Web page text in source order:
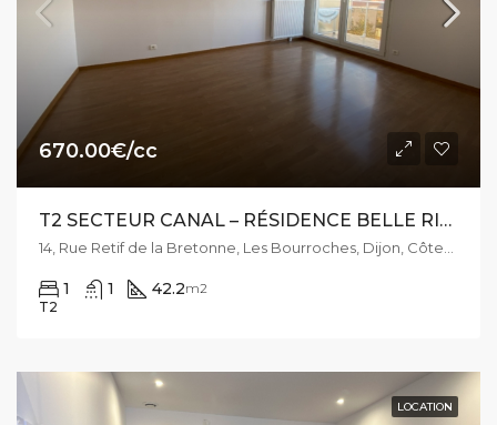
670.00€/cc
T2 SECTEUR CANAL – RÉSIDENCE BELLE RIVE – RUE RÉTIF DE LA BRETONNE
1 1 42.2m2
T2
LOCATION